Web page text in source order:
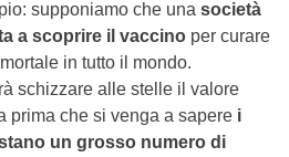
supponiamo che una società
a scoprire il vaccino per curare
in tutto il mondo.
schizzare alle stelle il valore
prima che si venga a sapere i
un grosso numero di